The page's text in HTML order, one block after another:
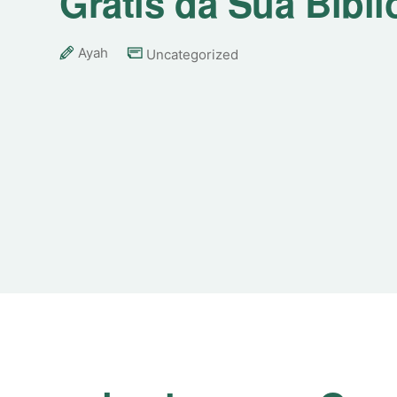
Ayah Uncategorized